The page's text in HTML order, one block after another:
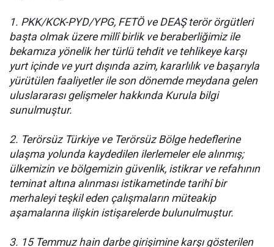
1. PKK/KCK-PYD/YPG, FETÖ ve DEAŞ terör örgütleri
başta olmak üzere millî birlik ve beraberliğimiz ile
bekamıza yönelik her türlü tehdit ve tehlikeye karşı
yurt içinde ve yurt dışında azim, kararlılık ve başarıyla
yürütülen faaliyetler ile son dönemde meydana gelen
uluslararası gelişmeler hakkında Kurula bilgi
sunulmuştur.
2. Terörsüz Türkiye ve Terörsüz Bölge hedeflerine
ulaşma yolunda kaydedilen ilerlemeler ele alınmış;
ülkemizin ve bölgemizin güvenlik, istikrar ve refahının
teminat altına alınması istikametinde tarihî bir
merhaleyi teşkil eden çalışmaların müteakip
aşamalarına ilişkin istişarelerde bulunulmuştur.
3. 15 Temmuz hain darbe girişimine karşı gösterilen